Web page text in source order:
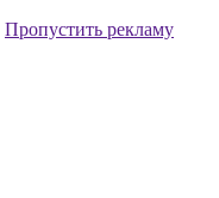
Пропустить рекламу